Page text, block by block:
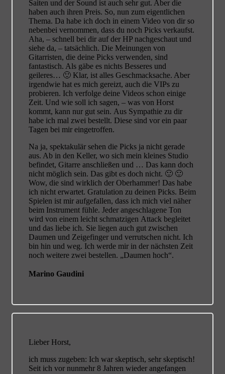
Saiten und der Sound ist auch sehr gut. Aber die
haben auch ihren Preis. So, nun zum eigentlichen
Thema. Da habe ich doch in einem Video von dir so
nebenbei vernommen, dass du noch Picks verkaufst.
Aha, – schnell bei dir auf der HP nachgeschaut und
siehe da, – tatsächlich. Die Meinungen von
Gitarristen, die deine Picks verwenden, sind
fantastisch. Als gäbe es nichts Besseres und
geileres… 🙂 Klar, ist alles Geschmacksache. Aber
irgendwie hat es mich gereizt, auch die VIPs zu
probieren. Ich verfolge deine Videos schon einige
Zeit. Und wie soll ich sagen, – was von Horst
kommt, kann nur gut sein. Aus Sympathie zu dir
habe ich mal zwei bestellt. Diese sind vor ein paar
Tagen bei mir eingetroffen.
Na ja, spektakulär sehen die Picks ja nicht gerade
aus. Ab in den Keller, wo sich mein kleines Studio
befindet, Gitarre anschließen und … Das kann doch
nicht möglich sein. Das gibt es doch nicht. 🙂 🙂
Wow, die sind wirklich der Oberhammer! Das habe
ich nicht erwartet. Gratulation zu deinen Picks. Beim
Spielen ist mir aufgefallen, dass ich mich viel näher
beim Instrument fühle. Jeder angeschlagene Ton
wird von einem leicht schmatzigen Attack begleitet
und das liebe ich. Sie liegen auch gut zwischen
Daumen und Zeigefinger und verrutschen nicht. Ich
bin hin und weg. Ich werde mir in der nächsten Zeit
noch weitere zwei bestellen. „Daumen hoch“.
Marino Gaudini
Lieber Horst,
ich muss zugeben: Ich war skeptisch, sehr skeptisch!
Seit ich vor nunmehr 8 Jahren wieder angefangen